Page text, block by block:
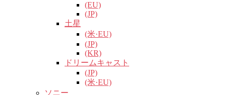
(EU)
(JP)
土星
(米·EU)
(JP)
(KR)
ドリームキャスト
(JP)
(米·EU)
ソニー